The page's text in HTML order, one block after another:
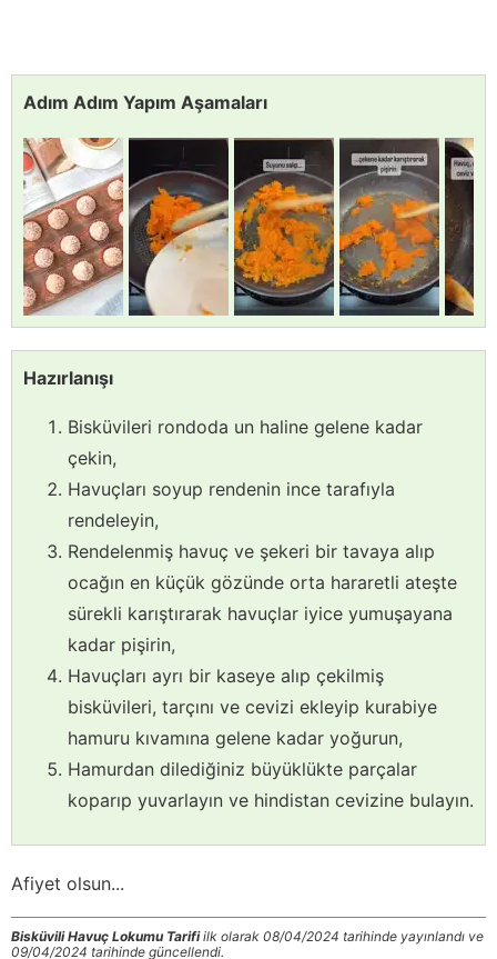
Adım Adım Yapım Aşamaları
Hazırlanışı
Bisküvileri rondoda un haline gelene kadar
çekin,
Havuçları soyup rendenin ince tarafıyla
rendeleyin,
Rendelenmiş havuç ve şekeri bir tavaya alıp
ocağın en küçük gözünde orta hararetli ateşte
sürekli karıştırarak havuçlar iyice yumuşayana
kadar pişirin,
Havuçları ayrı bir kaseye alıp çekilmiş
bisküvileri, tarçını ve cevizi ekleyip kurabiye
hamuru kıvamına gelene kadar yoğurun,
Hamurdan dilediğiniz büyüklükte parçalar
koparıp yuvarlayın ve hindistan cevizine bulayın.
Afiyet olsun...
Bisküvili Havuç Lokumu Tarifiilk olarak 08/04/2024 tarihinde yayınlandı ve
09/04/2024 tarihinde güncellendi.